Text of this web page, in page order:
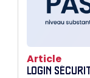
Article
LOGIN